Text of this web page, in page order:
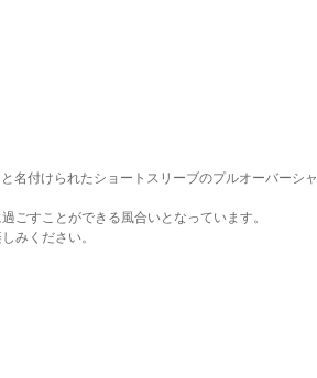
名付けられたショートスリーブのプルオーバーシャ
ごすことができる風合いとなっています。
みください。